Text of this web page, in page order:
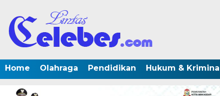
Home Olahraga Pendidikan Hukum &